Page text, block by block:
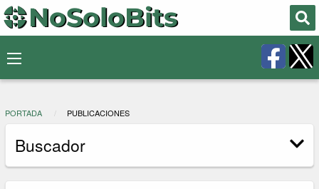
PORTADA PUBLICACIONES
Buscador